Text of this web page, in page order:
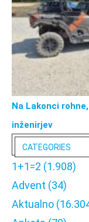
Na Lakonci
inženirjev
CATEGORIES
1+1=2 (1.908)
Advent (34)
Aktualno